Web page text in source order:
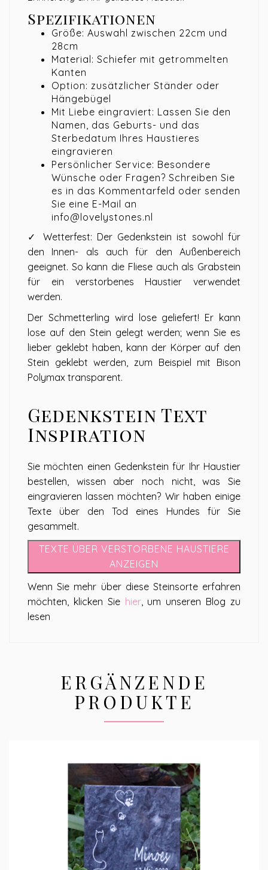
Spezifikationen
Größe: Auswahl zwischen 22cm und
28cm
Material: Schiefer mit getrommelten
Kanten
Option: zusätzlicher Ständer oder
Hängebügel
Mit Liebe eingraviert: Lassen Sie den
Namen, das Geburts- und das
Sterbedatum Ihres Haustieres
eingravieren
Persönlicher Service: Besondere
Wünsche oder Fragen? Schreiben Sie
es in das Kommentarfeld oder senden
Sie eine E-Mail an
info@lovelystones.nl
✓ Wetterfest: Der Gedenkstein ist sowohl für
den Innen- als auch für den Außenbereich
geeignet. So kann die Fliese auch als Grabstein
für ein verstorbenes Haustier verwendet
werden.
Der Schmetterling wird lose geliefert! Er kann
lose auf den Stein gelegt werden; wenn Sie es
lieber geklebt haben, kann der Körper auf den
Stein geklebt werden, zum Beispiel mit Bison
Polymax transparent.
Gedenkstein Text
Inspiration
Sie möchten einen Gedenkstein für Ihr Haustier
bestellen, wissen aber noch nicht, was Sie
eingravieren lassen möchten? Wir haben einige
Texte über den Tod eines Hundes für Sie
gesammelt.
TEXTE ÜBER VERSTORBENE HAUSTIERE
ANZEIGEN
Wenn Sie mehr über diese Steinsorte erfahren
möchten, klicken Sie hier, um unseren Blog zu
lesen
ERGÄNZENDE
PRODUKTE